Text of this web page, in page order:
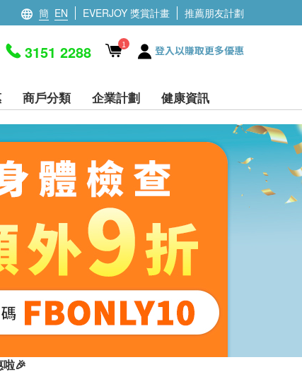
簡 EN EVERJOY 獎賞計畫 推薦朋友計劃
3151 2288 1 登入以賺取更多優惠
商戶分類 企業計劃 健康資訊
🎉